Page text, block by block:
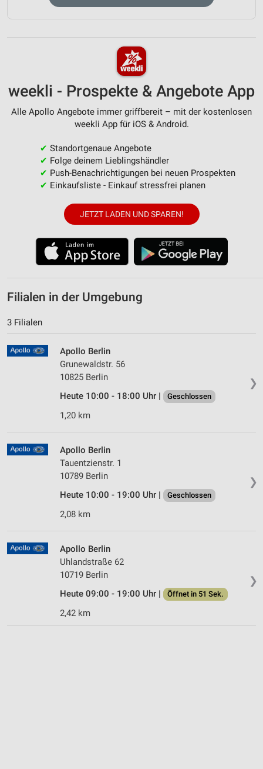
weekli - Prospekte & Angebote App
Alle Apollo Angebote immer griffbereit – mit der kostenlosen
weekli App für iOS & Android.
✔ Standortgenaue Angebote
✔ Folge deinem Lieblingshändler
✔ Push-Benachrichtigungen bei neuen Prospekten
✔ Einkaufsliste - Einkauf stressfrei planen
JETZT LADEN UND SPAREN!
Filialen in der Umgebung
3 Filialen
❯
Apollo Berlin
Grunewaldstr. 56
10825 Berlin
Heute 10:00 - 18:00 Uhr |
Geschlossen
1,20 km
❯
Apollo Berlin
Tauentzienstr. 1
10789 Berlin
Heute 10:00 - 19:00 Uhr |
Geschlossen
2,08 km
❯
Apollo Berlin
Uhlandstraße 62
10719 Berlin
Heute 09:00 - 19:00 Uhr |
Öffnet in 51 Sek.
2,42 km